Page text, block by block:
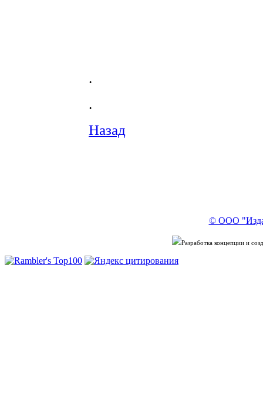
.
.
Назад
© ООО
Разработка концепции и